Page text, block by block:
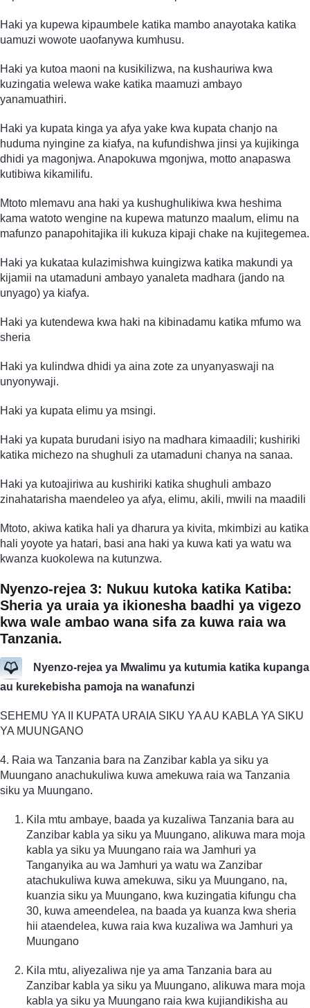
Haki ya kupewa kipaumbele katika mambo anayotaka katika
uamuzi wowote uaofanywa kumhusu.
Haki ya kutoa maoni na kusikilizwa, na kushauriwa kwa
kuzingatia welewa wake katika maamuzi ambayo
yanamuathiri.
Haki ya kupata kinga ya afya yake kwa kupata chanjo na
huduma nyingine za kiafya, na kufundishwa jinsi ya kujikinga
dhidi ya magonjwa. Anapokuwa mgonjwa, motto anapaswa
kutibiwa kikamilifu.
Mtoto mlemavu ana haki ya kushughulikiwa kwa heshima
kama watoto wengine na kupewa matunzo maalum, elimu na
mafunzo panapohitajika ili kukuza kipaji chake na kujitegemea.
Haki ya kukataa kulazimishwa kuingizwa katika makundi ya
kijamii na utamaduni ambayo yanaleta madhara (jando na
unyago) ya kiafya.
Haki ya kutendewa kwa haki na kibinadamu katika mfumo wa
sheria
Haki ya kulindwa dhidi ya aina zote za unyanyaswaji na
unyonywaji.
Haki ya kupata elimu ya msingi.
Haki ya kupata burudani isiyo na madhara kimaadili; kushiriki
katika michezo na shughuli za utamaduni chanya na sanaa.
Haki ya kutoajiriwa au kushiriki katika shughuli ambazo
zinahatarisha maendeleo ya afya, elimu, akili, mwili na maadili
Mtoto, akiwa katika hali ya dharura ya kivita, mkimbizi au katika
hali yoyote ya hatari, basi ana haki ya kuwa kati ya watu wa
kwanza kuokolewa na kutunzwa.
Nyenzo-rejea 3: Nukuu kutoka katika Katiba:
Sheria ya uraia ya ikionesha baadhi ya vigezo
kwa wale ambao wana sifa za kuwa raia wa
Tanzania.
Nyenzo-rejea ya Mwalimu ya kutumia katika kupanga
au kurekebisha pamoja na wanafunzi
SEHEMU YA II KUPATA URAIA SIKU YA AU KABLA YA SIKU
YA MUUNGANO
4. Raia wa Tanzania bara na Zanzibar kabla ya siku ya
Muungano anachukuliwa kuwa amekuwa raia wa Tanzania
siku ya Muungano.
Kila mtu ambaye, baada ya kuzaliwa Tanzania bara au
Zanzibar kabla ya siku ya Muungano, alikuwa mara moja
kabla ya siku ya Muungano raia wa Jamhuri ya
Tanganyika au wa Jamhuri ya watu wa Zanzibar
atachukuliwa kuwa amekuwa, siku ya Muungano, na,
kuanzia siku ya Muungano, kwa kuzingatia kifungu cha
30, kuwa ameendelea, na baada ya kuanza kwa sheria
hii ataendelea, kuwa raia kwa kuzaliwa wa Jamhuri ya
Muungano
Kila mtu, aliyezaliwa nje ya ama Tanzania bara au
Zanzibar kabla ya siku ya Muungano, alikuwa mara moja
kabla ya siku ya Muungano raia kwa kujiandikisha au